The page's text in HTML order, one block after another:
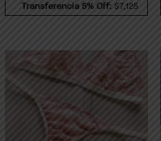
Transferencia 5% Off: $7,125